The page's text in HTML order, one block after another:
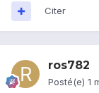
Citer
ros782
Posté(e) 1